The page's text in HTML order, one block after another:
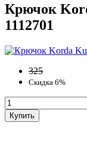
Крючок
1112701
325
Скидка 6%